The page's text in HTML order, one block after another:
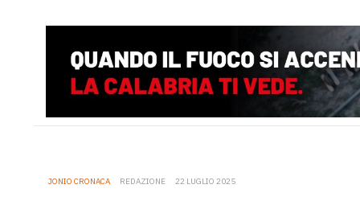
JONIO CRONACA REDAZIONE 22 LUGLIO 2025